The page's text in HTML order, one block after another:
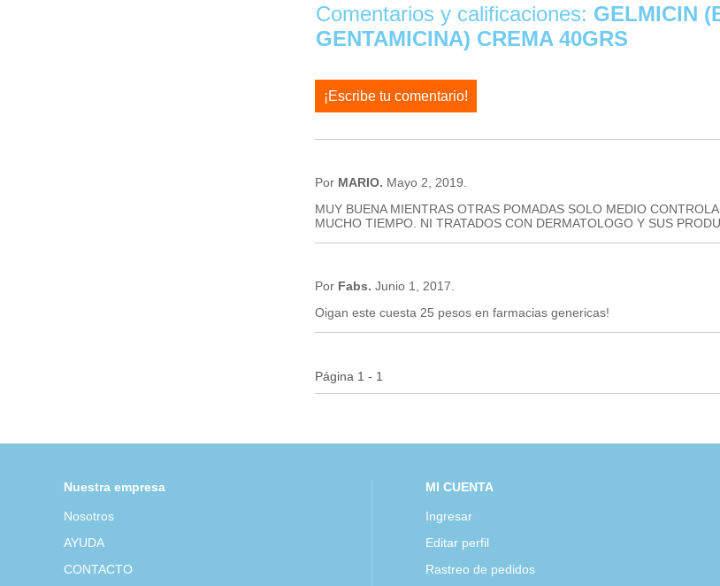
Comentarios y calificaciones: GELMICIN
GENTAMICINA) CREMA 40GRS
¡Escribe tu comentario!
Por MARIO. Mayo 2, 2019.
MUY BUENA MIENTRAS OTRAS POMADAS SOLO MEDIO
MUCHO TIEMPO. NI TRATADOS CON DERMATOLOGO Y SUS
Por Fabs. Junio 1, 2017.
Oigan este cuesta 25 pesos en farmacias genericas!
Página 1 - 1
Nuestra empresa
Nosotros
AYUDA
CONTACTO
MI CUENTA
Ingresar
Editar perfil
Rastreo de pedidos